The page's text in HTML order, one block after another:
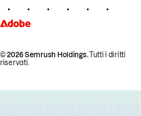
© 2026 Semrush Holdings.Tutti i diritti
riservati.